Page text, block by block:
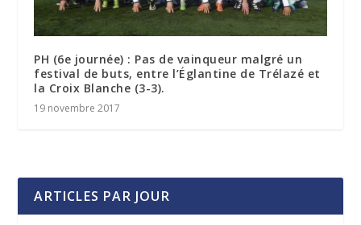
PH (6e journée) : Pas de vainqueur malgré un
festival de buts, entre l’Églantine de Trélazé et
la Croix Blanche (3-3).
19 novembre 2017
ARTICLES PAR JOUR